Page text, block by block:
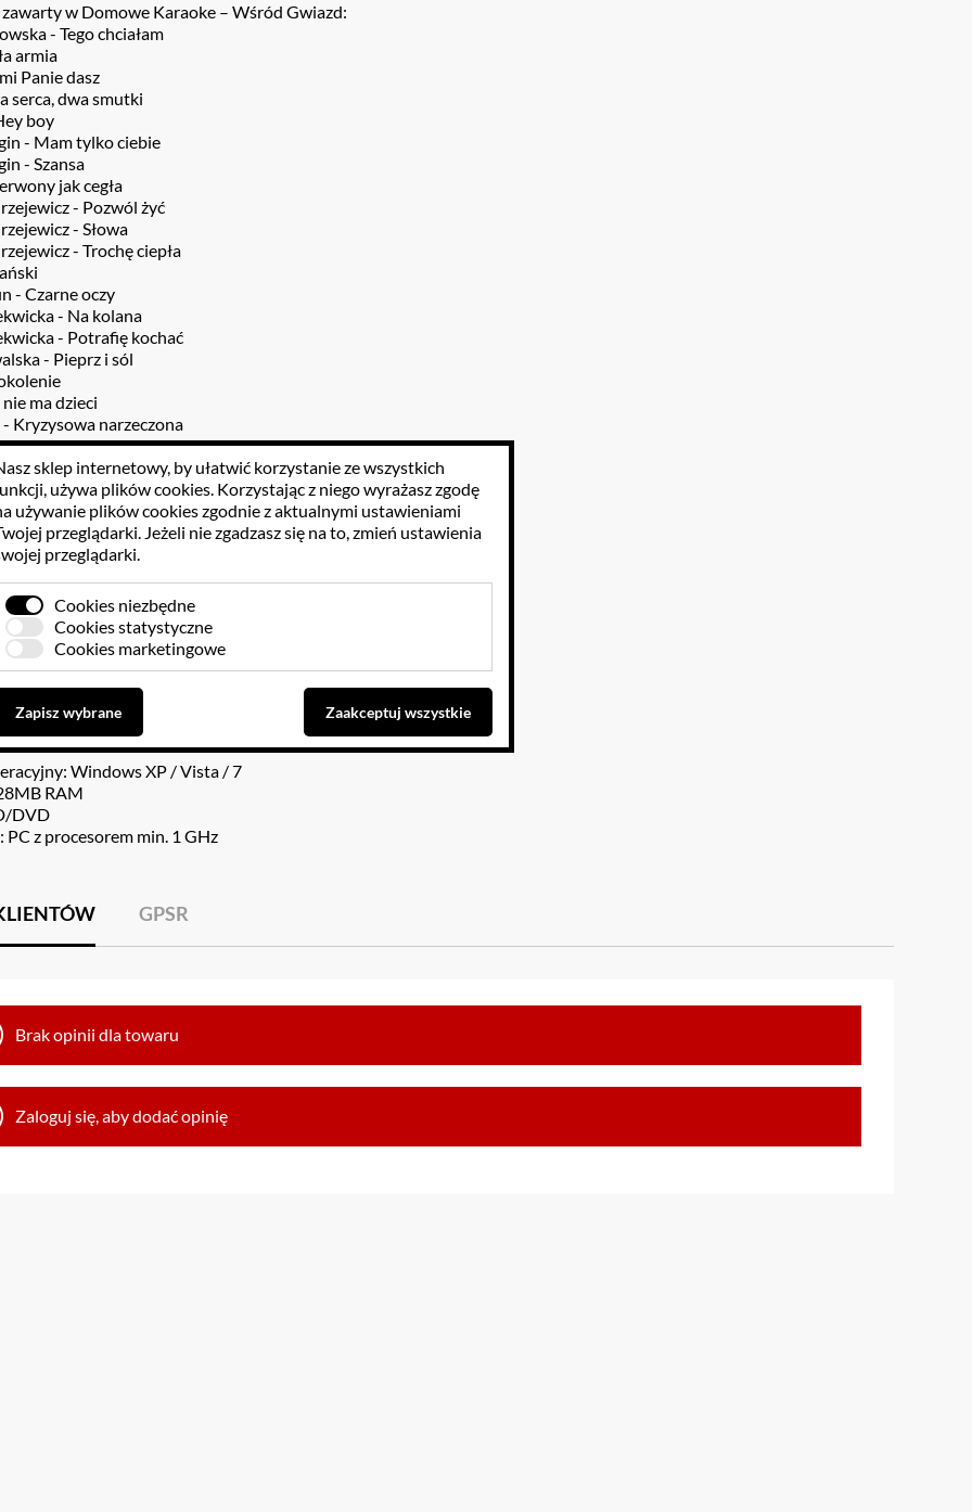
w Domowe Karaoke – Wśród Gwiazd:
- Tego chciałam
armia
Panie dasz
serca, dwa smutki
boy
- Mam tylko ciebie
- Szansa
jak cegła
- Pozwól żyć
- Słowa
- Trochę ciepła
- Czarne oczy
- Na kolana
- Potrafię kochać
- Pieprz i sól
ma dzieci
- Kryzysowa narzeczona
- Miał być ślub
- Tak... tak... to ja
- Party
- Nasz Disneyland
Kilka prostych prawd
- Hi-Fi
i na wieczność
- Chałupy welcome to
Band - Bal na Gnojnej
Band - Biały miś
Band - Jadą wozy kolorowe
Band - Przepijemy naszej babci
Band - Przybyli ułani
Windows XP / Vista / 7
RAM
DVD
z procesorem min. 1 GHz
GPSR
Brak opinii dla towaru
Zaloguj się, aby dodać opinię
sklep internetowy, by ułatwić korzystanie ze wszystkich
używa plików cookies. Korzystając z niego wyrażasz zgodę
używanie plików cookies zgodnie z aktualnymi ustawieniami
przeglądarki. Jeżeli nie zgadzasz się na to, zmień ustawienia
przeglądarki.
Cookies niezbędne
Cookies statystyczne
Cookies marketingowe
Zapisz wybrane Zaakceptuj wszystkie